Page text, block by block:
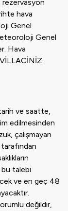
rezervasyon
hava
Genel
Genel
Hava
ve saatte,
edilmesinden
çalışmayan
talebi
ve en geç 48
değildir,